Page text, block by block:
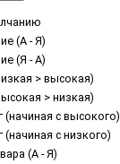
(А - Я)
(Я - А)
> высокая)
> низкая)
(начиная с высокого)
(начиная с низкого)
(А - Я)